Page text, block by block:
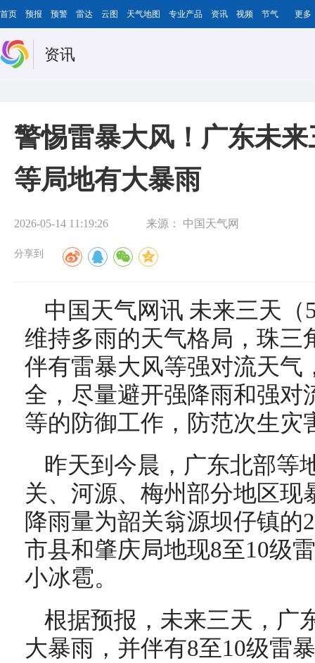
首页 预报 预警 雷达 云图 天气地图 专业产品 资讯 视频 节气 更多
资讯
警惕雷暴大风！广东未
等局地有大暴雨
2026-05-14 11:19:26 来源： 中国天气网
分享到
中国天气网讯 未来三天（
维持多雨的天气格局，珠三
伴有雷暴大风等强对流天气
全，尽量避开强降雨和强对
等的防御工作，防范次生灾
昨天到今晨，广东北部等
关、河源、梅州部分地区现
降雨量为韶关翁源坝仔镇的
市县和肇庆局地现8至10级
小冰雹。
根据预报，未来三天，广
大暴雨，并伴有8至10级雷